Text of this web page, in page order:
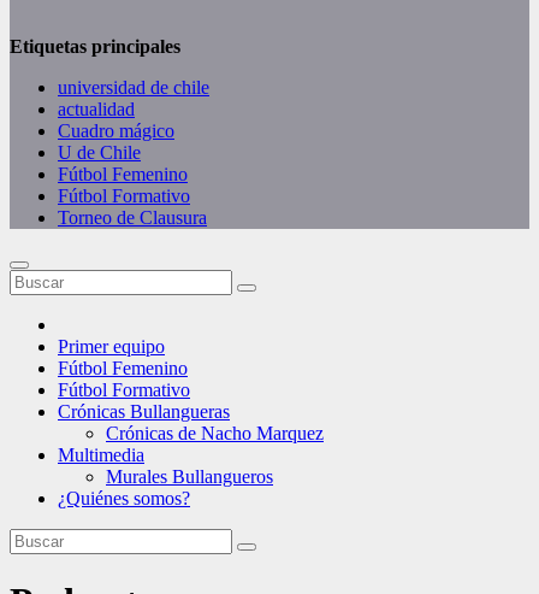
Etiquetas principales
universidad de chile
actualidad
Cuadro mágico
U de Chile
Fútbol Femenino
Fútbol Formativo
Torneo de Clausura
Primer equipo
Fútbol Femenino
Fútbol Formativo
Crónicas Bullangueras
Crónicas de Nacho Marquez
Multimedia
Murales Bullangueros
¿Quiénes somos?